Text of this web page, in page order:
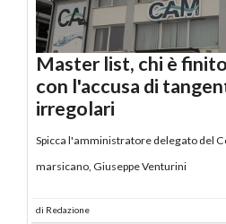
Master list, chi è
con l'accusa di
irregolari
Spicca l'amministratore delegato del
marsicano, Giuseppe Venturini
di Redazione